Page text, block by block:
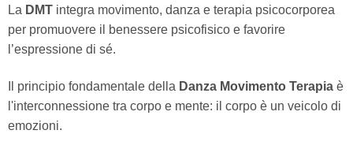
La DMT integra movimento, danza e terapia psicocorporea
per promuovere il benessere psicofisico e favorire
l’espressione di sé.
Il principio fondamentale della Danza Movimento Terapia è
l'interconnessione tra corpo e mente: il corpo è un veicolo di
emozioni.